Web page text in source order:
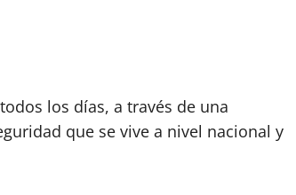
los días, a través de una
que se vive a nivel nacional y